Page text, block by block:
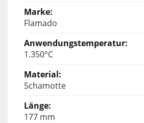
Flamado
1.350°C
Schamotte
177 mm